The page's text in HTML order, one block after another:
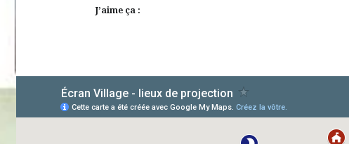
J’aime ça :
AlloCiné